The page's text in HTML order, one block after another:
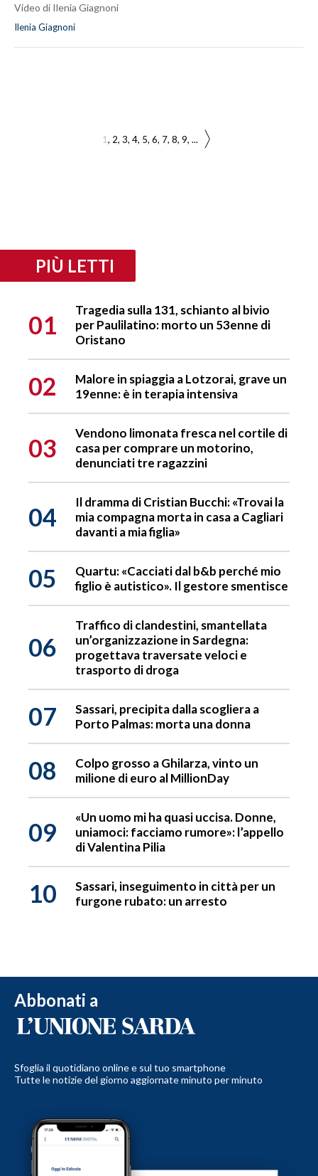
Video di Ilenia Giagnoni
Ilenia Giagnoni
1 2 3 4 5 6 7 8 9 ...
PIÙ LETTI
01
Tragedia sulla 131, schianto al bivio
per Paulilatino: morto un 53enne di
Oristano
02
Malore in spiaggia a Lotzorai, grave un
19enne: è in terapia intensiva
03
Vendono limonata fresca nel cortile di
casa per comprare un motorino,
denunciati tre ragazzini
04
Il dramma di Cristian Bucchi: «Trovai la
mia compagna morta in casa a Cagliari
davanti a mia figlia»
05
Quartu: «Cacciati dal b&b perché mio
figlio è autistico». Il gestore smentisce
06
Traffico di clandestini, smantellata
un’organizzazione in Sardegna:
progettava traversate veloci e
trasporto di droga
07
Sassari, precipita dalla scogliera a
Porto Palmas: morta una donna
08
Colpo grosso a Ghilarza, vinto un
milione di euro al MillionDay
09
«Un uomo mi ha quasi uccisa. Donne,
uniamoci: facciamo rumore»: l’appello
di Valentina Pilia
10
Sassari, inseguimento in città per un
furgone rubato: un arresto
Abbonati a
Sfoglia il quotidiano online e sul tuo smartphone
Tutte le notizie del giorno aggiornate minuto per minuto